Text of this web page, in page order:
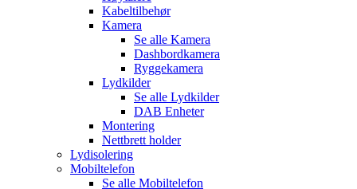
Kabeltilbehør
Kamera
Se alle Kamera
Dashbordkamera
Ryggekamera
Lydkilder
Se alle Lydkilder
DAB Enheter
Montering
Nettbrett holder
Lydisolering
Mobiltelefon
Se alle Mobiltelefon